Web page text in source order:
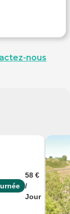
nous
58 €
/
Jour